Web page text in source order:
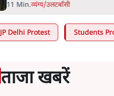
11 Min.व्यंग्य/उलटबाँसी
Delhi Protest Students
ताजा खबरें